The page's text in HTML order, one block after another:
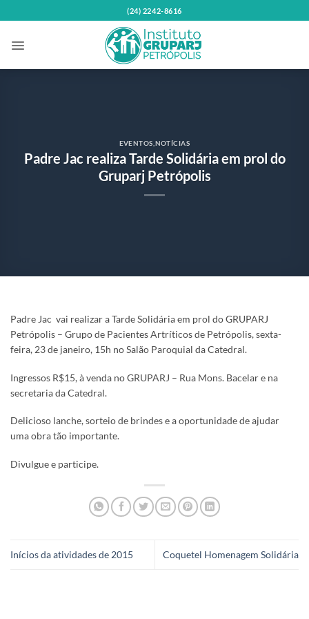
to
(24) 2242-8616
EVENTOS NOTÍCIAS
Padre Jac realiza Tarde Solidária em prol do
Gruparj Petrópolis
Padre Jac vai realizar a Tarde Solidária em prol do GRUPARJ
Petrópolis – Grupo de Pacientes Artríticos de Petrópolis, sexta-
feira, 23 de janeiro, 15h no Salão Paroquial da Catedral.
Ingressos R$15, à venda no GRUPARJ – Rua Mons. Bacelar e na
secretaria da Catedral.
Delicioso lanche, sorteio de brindes e a oportunidade de ajudar
uma obra tão importante.
Divulgue e participe.
Inícios da atividades de 2015 Coquetel Homenagem Solidária